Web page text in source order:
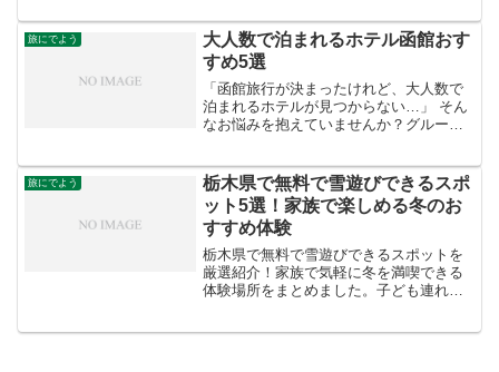
旅にでよう
大人数で泊まれるホテル函館おす
すめ5選
「函館旅行が決まったけれど、大人数で
泊まれるホテルが見つからない…」 そん
なお悩みを抱えていませんか？グループ
あるか？」「立地が良く、観光や移動に
便利か？」「子どもから...
旅にでよう
栃木県で無料で雪遊びできるスポ
ット5選！家族で楽しめる冬のお
すすめ体験
栃木県で無料で雪遊びできるスポットを
厳選紹介！家族で気軽に冬を満喫できる
体験場所をまとめました。子ども連れに